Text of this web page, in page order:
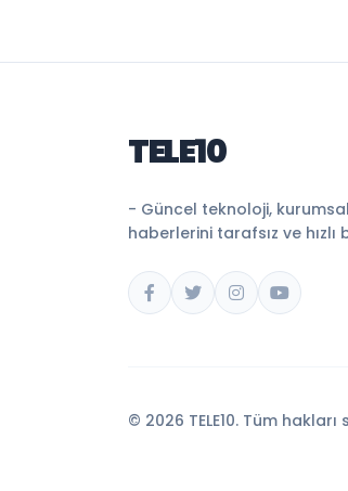
TELE10
- Güncel teknoloji,
haberlerini tarafsız ve hızlı
© 2026 TELE10. Tüm hakları